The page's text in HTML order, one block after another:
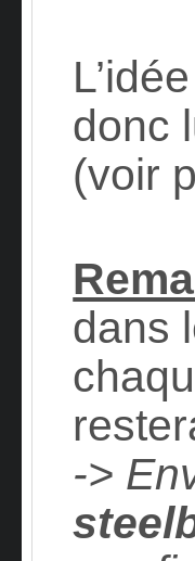
donc
(voir
dans
->